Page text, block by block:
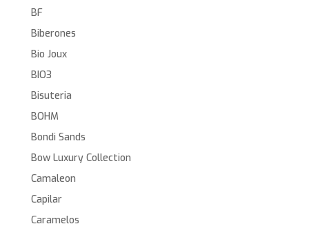
BF
Biberones
Bio Joux
BIO3
Bisuteria
BOHM
Bondi Sands
Bow Luxury Collection
Camaleon
Capilar
Caramelos